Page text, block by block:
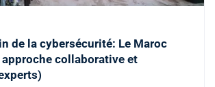
de la cybersécurité: Le Maroc
collaborative et